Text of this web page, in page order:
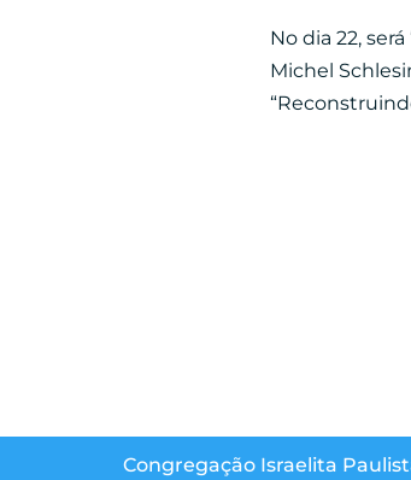
No dia 22,
Michel
Congregação Israelita